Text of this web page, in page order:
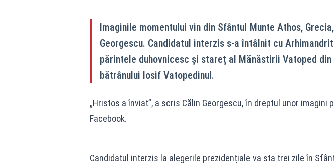
Imaginile momentului vin din Sfântul Munte Athos,
Georgescu. Candidatul interzis s-a întâlnit cu
părintele duhovnicesc și stareț al Mănăstirii Vatoped
bătrânului Iosif Vatopedinul.
„Hristos a înviat”, a scris Călin Georgescu, în dreptul unor imagini
Facebook.
Candidatul interzis la alegerile prezidențiale va sta trei zile în